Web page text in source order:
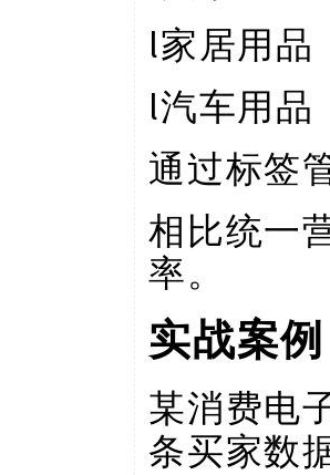
l家居用品
l汽车用品
通过标签
相比统一
率。
实战案
某消费电
条买家数